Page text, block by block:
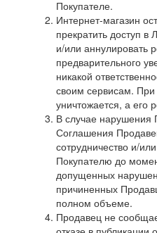
Покупателе.
Интернет-магазин
прекратить доступ в
и/или аннулировать
предварительного
никакой
своим сервисам.
уничтожается, а его
В случае нарушения
Соглашения
сотрудничество и/
Покупателю до
допущенных
причиненных
полном объеме.
Продавец не